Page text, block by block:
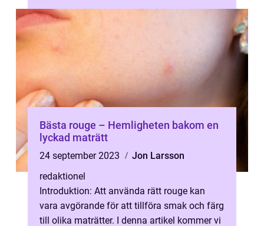
Bästa rouge – Hemligheten bakom en
lyckad maträtt
24 september 2023
Jon Larsson
redaktionel
Introduktion: Att använda rätt rouge kan
vara avgörande för att tillföra smak och färg
till olika maträtter. I denna artikel kommer vi